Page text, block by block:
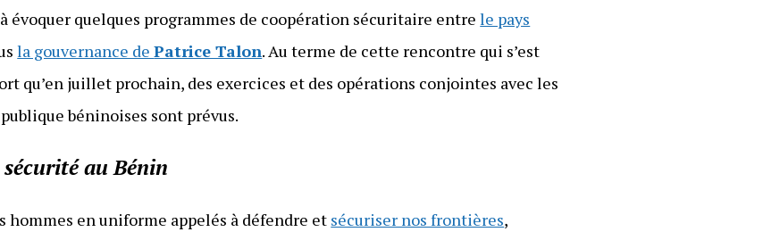
évoquer quelques programmes de coopération sécuritaire entrele pays
la gouvernance dePatrice Talon. Au terme de cette rencontre qui s’est
qu’en juillet prochain, des exercices et des opérations conjointes avec les
béninoises sont prévus.
au Bénin
en uniforme appelés à défendre et sécuriser nos frontières,